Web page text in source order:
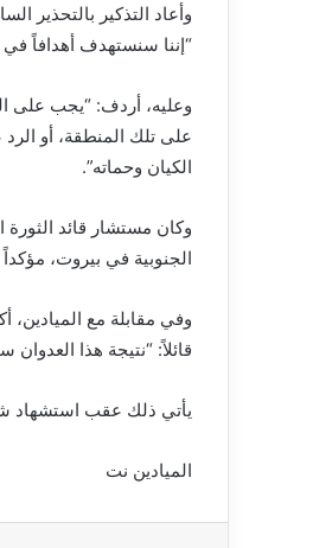
وأعاد التذكير بالتحذير
“إننا سنستهدف أهدافاً
وعليه، أردف: “يجب على
على تلك المنطقة، أو
الكيان وحماته”.
وكان مستشار قائد
الجنوبية في بيروت،
وفي مقابلة مع الميادين،
قائلاً: “نتيجة هذا
يأتي ذلك عقب استشهاد
الميادين نت